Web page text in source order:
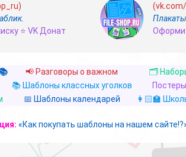
⭐ VK Донат
📢 Разговоры о важном 🗂️
📚 Шаблоны классных уголков
📅 Шаблоны календарей 👩🏻‍🏫
«Как покупать шаблоны на нашем